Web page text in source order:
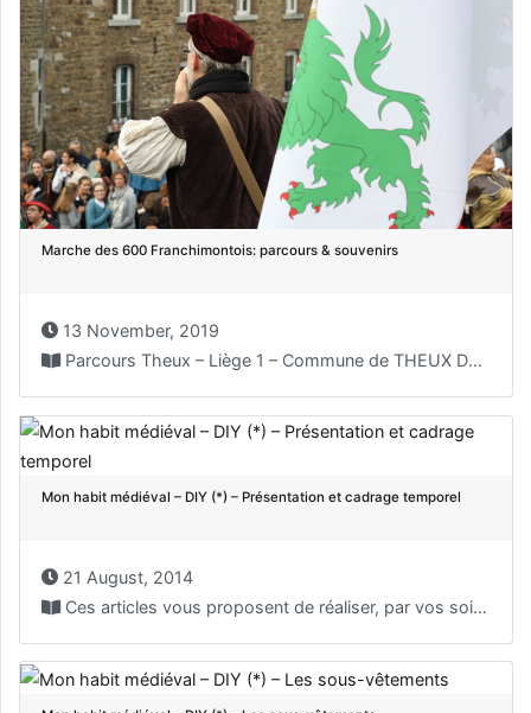
Marche des 600 Franchimontois: parcours & souvenirs
13 November, 2019
Parcours Theux – Liège 1 – Commune de THEUX Départ...
Mon habit médiéval – DIY (*) – Présentation et cadrage temporel
21 August, 2014
Ces articles vous proposent de réaliser, par vos soins,...